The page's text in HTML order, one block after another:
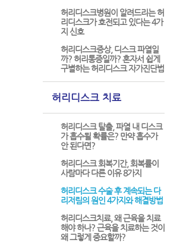
허리디스크병원이 알려드리는 허
리디스크가 호전되고 있다는 4가
지 신호
허리디스크증상, 디스크 파열일
까? 허리통증일까? 혼자서 쉽게
구별하는 허리디스크 자가진단법
허리디스크 치료
허리디스크 탈출, 파열 내 디스크
가 흡수될 확률은? 만약 흡수가
안 된다면?
허리디스크 회복기간, 회복률이
사람마다 다른 이유 8가지
허리디스크 수술 후 계속되는 다
리저림의 원인 4가지와 해결방법
허리디스크치료, 왜 근육을 치료
해야 하나? 근육을 치료하는 것이
왜 그렇게 중요할까?